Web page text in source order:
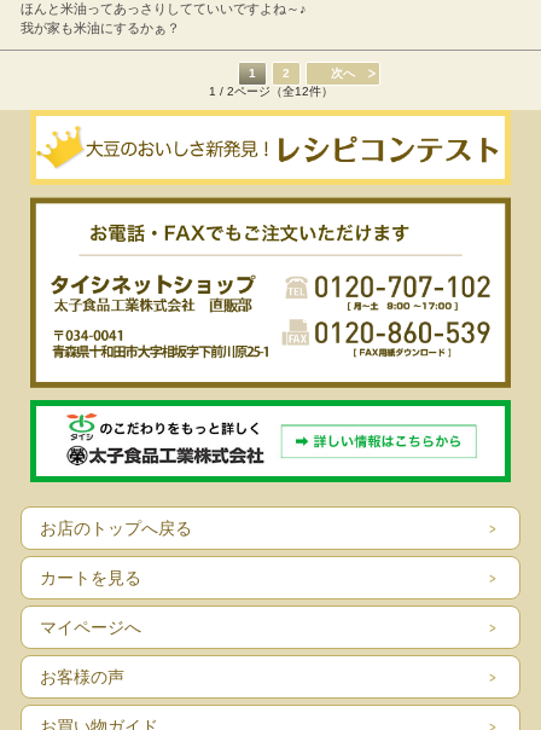
ほんと米油ってあっさりしてていいですよね～♪
我が家も米油にするかぁ？
1 2
次へ
1 / 2ページ（全12件）
お店のトップへ戻る
カートを見る
マイページへ
お客様の声